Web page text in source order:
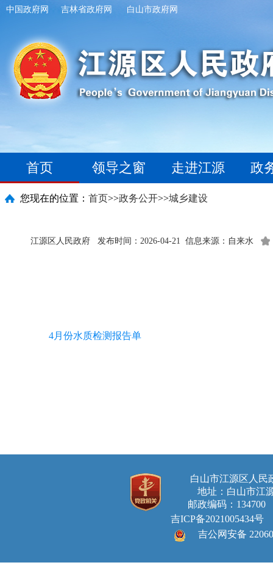
中国政府网 吉林省政府网 白山市政府网
首页 领导之窗 走进江源 政
您现在的位置： 首页>>政务公开>>城乡建设
江源区人民政府 发布时间：2026-04-21 信息来源：自来水
4月份水质检测报告单
白山市江源区人
地址：白山市江
邮政编码：134700
吉ICP备2021005434号
吉公网安备